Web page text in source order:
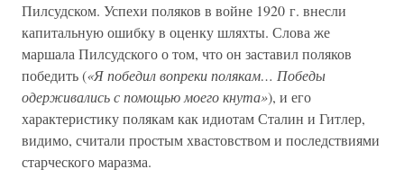
Пилсудском. Успехи поляков в войне 1920 г. внесли
капитальную ошибку в оценку шляхты. Слова же
маршала Пилсудского о том, что он заставил поляков
победить («Я победил вопреки полякам… Победы
одерживались с помощью моего кнута»), и его
характеристику полякам как идиотам Сталин и Гитлер,
видимо, считали простым хвастовством и последствиями
старческого маразма.